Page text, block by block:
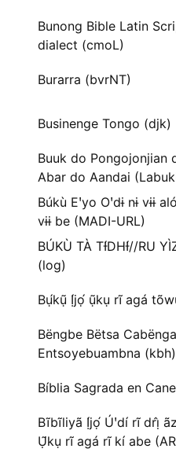
Bunong Bible Latin
dialect (cmoL)
Burarra (bvrNT)
Businenge Tongo (djk)
Buuk do Pongojonjian
Abar do Aandai
Búkù Eꞌyo Oꞌdɨ nɨ vɨɨ
vɨɨ be (MADI-URL)
BÚKÙ TÀ TƗ́DHƗ́//RU
(log)
Bụ́kụ̃ Ị́jọ́ ụ̃kụ rĩ agá
Bëngbe Bëtsa
Entsoyebuambna (kbh)
Bíblia Sagrada en
Bĩbĩliyã Ị́jọ́ Úꞌdí rĩ drị̂
Ụ̃kụ rĩ agá rĩ kí abe